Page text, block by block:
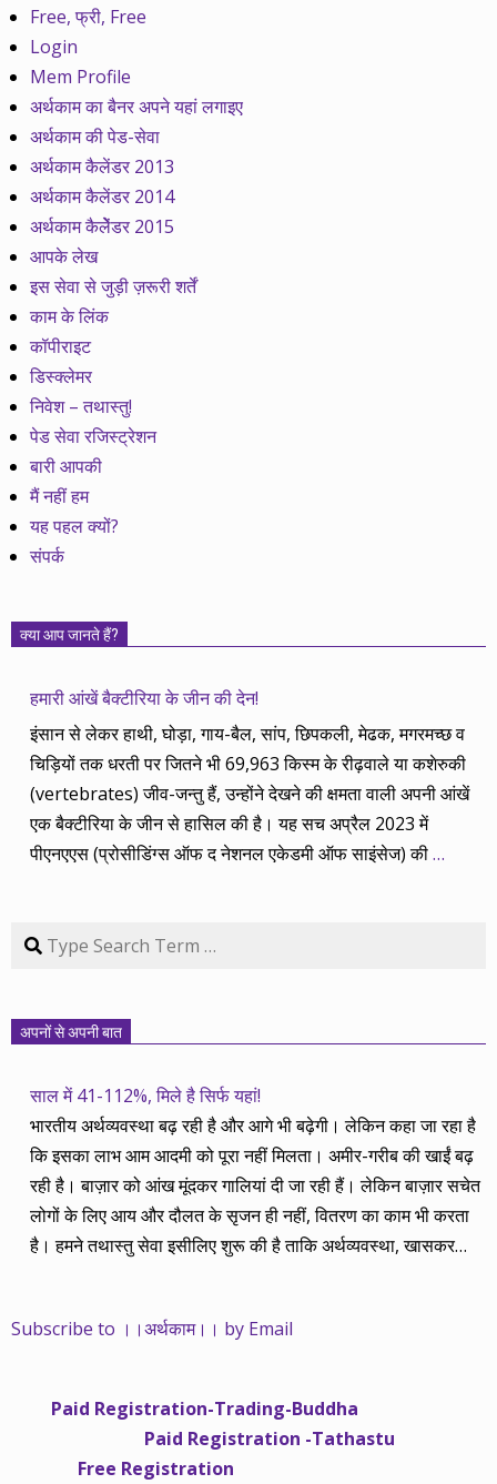
Free, फ्री, Free
Login
Mem Profile
अर्थकाम का बैनर अपने यहां लगाइए
अर्थकाम की पेड-सेवा
अर्थकाम कैलेंडर 2013
अर्थकाम कैलेंडर 2014
अर्थकाम कैलेेंडर 2015
आपके लेख
इस सेवा से जुड़ी ज़रूरी शर्तें
काम के लिंक
कॉपीराइट
डिस्क्लेमर
निवेश – तथास्तु!
पेड सेवा रजिस्ट्रेशन
बारी आपकी
मैं नहीं हम
यह पहल क्यों?
संपर्क
क्या आप जानते हैं?
हमारी आंखें बैक्टीरिया के जीन की देन!
इंसान से लेकर हाथी, घोड़ा, गाय-बैल, सांप, छिपकली, मेढक, मगरमच्छ व
चिड़ियों तक धरती पर जितने भी 69,963 किस्म के रीढ़वाले या कशेरुकी
(vertebrates) जीव-जन्तु हैं, उन्होंने देखने की क्षमता वाली अपनी आंखें
एक बैक्टीरिया के जीन से हासिल की है। यह सच अप्रैल 2023 में
पीएनएएस (प्रोसीडिंग्स ऑफ द नेशनल एकेडमी ऑफ साइंसेज) की…
Search
अपनों से अपनी बात
साल में 41-112%, मिले है सिर्फ यहां!
भारतीय अर्थव्यवस्था बढ़ रही है और आगे भी बढ़ेगी। लेकिन कहा जा रहा है
कि इसका लाभ आम आदमी को पूरा नहीं मिलता। अमीर-गरीब की खाईं बढ़
रही है। बाज़ार को आंख मूंदकर गालियां दी जा रही हैं। लेकिन बाज़ार सचेत
लोगों के लिए आय और दौलत के सृजन ही नहीं, वितरण का काम भी करता
है। हमने तथास्तु सेवा इसीलिए शुरू की है ताकि अर्थव्यवस्था, खासकर
महंगाई की दर 10 प्रतिशत से ऊपर रहती है। वे भागकर जाते हैं सोने और
साढ़े चार सालों से अर्थकाम से जुड़े हैं, वे हमारी ईमानदारी और सत्यनिष्ठा से
भलीभांति वाकिफ हैं। शुरू में हम भी कच्चे थे तो बाज़ार के उस्तादों के जाल
Subscribe to ।।अर्थकाम।। by Email
Paid Registration-Trading-Buddha
Paid Registration -Tathastu
Free Registration